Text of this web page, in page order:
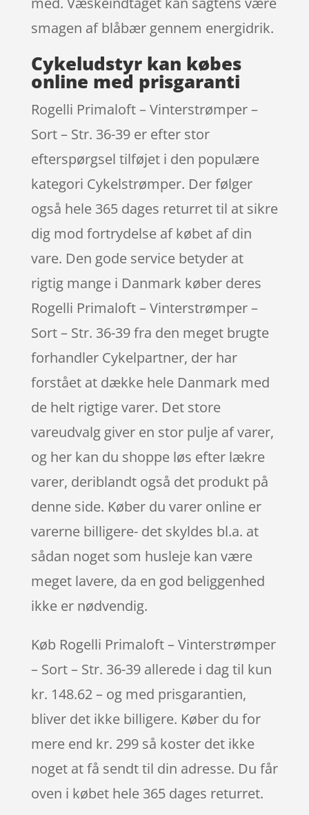
smagen af blåbær gennem energidrik.
Cykeludstyr kan købes
online med prisgaranti
Rogelli Primaloft – Vinterstrømper –
Sort – Str. 36-39 er efter stor
efterspørgsel tilføjet i den populære
kategori Cykelstrømper. Der følger
også hele 365 dages returret til at sikre
dig mod fortrydelse af købet af din
vare. Den gode service betyder at
rigtig mange i Danmark køber deres
Rogelli Primaloft – Vinterstrømper –
Sort – Str. 36-39 fra den meget brugte
forhandler Cykelpartner, der har
forstået at dække hele Danmark med
de helt rigtige varer. Det store
vareudvalg giver en stor pulje af varer,
og her kan du shoppe løs efter lækre
varer, deriblandt også det produkt på
denne side. Køber du varer online er
varerne billigere- det skyldes bl.a. at
sådan noget som husleje kan være
meget lavere, da en god beliggenhed
ikke er nødvendig.
Køb Rogelli Primaloft – Vinterstrømper
– Sort – Str. 36-39 allerede i dag til kun
kr. 148.62 – og med prisgarantien,
bliver det ikke billigere. Køber du for
mere end kr. 299 så koster det ikke
noget at få sendt til din adresse. Du får
oven i købet hele 365 dages returret.